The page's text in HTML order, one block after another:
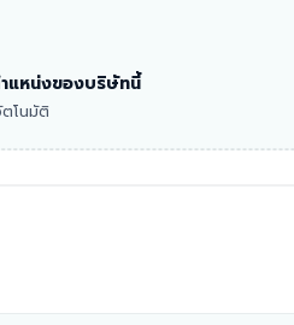
แหน่งของบริษัทนี้
ตโนมัติ